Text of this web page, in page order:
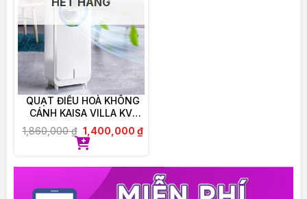
Có thể được uống cùng các loại Optibac khác
song song.
Đối với người không thể nuốt viên men vi sinh thì
có thể bóc vỏ ra, đổ bột bên trong con nhộng ra
hòa vào nước nguội hoặc đồ ăn nguội.
Bảo quản
BẢO QUẢN NGĂN MÁT TỦ LẠNH KHI ĐÃ MỞ
———————————–
QUẠT ĐIỀU HOÀ KHÔNG
CÁNH KAISA VILLA KV-
QKC6622
1,860,000₫ 1,400,000 ₫